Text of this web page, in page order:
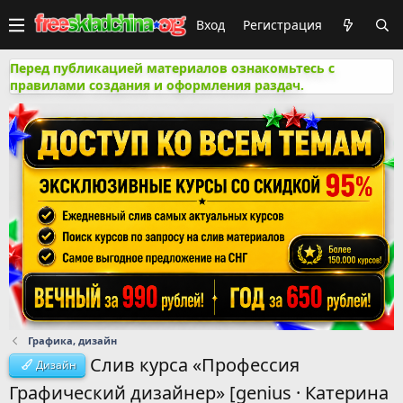
Вход Регистрация
Перед публикацией материалов ознакомьтесь с
правилами создания и оформления раздач.
Графика, дизайн
Дизайн
Слив курса «Профессия
Графический дизайнер» [genius · Катерина